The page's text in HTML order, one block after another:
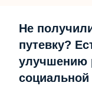
Не
путевку?
улучшению